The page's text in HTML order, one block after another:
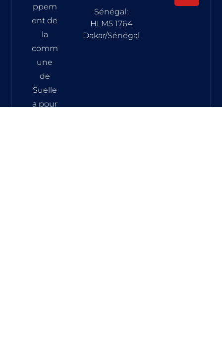
ppem
ent de
la
comm
une
de
Suelle
a pour
Sénégal:
HLM5 1764
Dakar/Sénégal